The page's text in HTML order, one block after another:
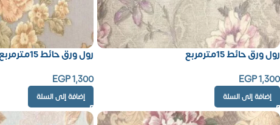
رول ورق حائط 15مترمربع
EGP1,300
إضافة إلى السلة
رول ورق حائط 15مترمربع
EGP1,300
إضافة إلى السلة